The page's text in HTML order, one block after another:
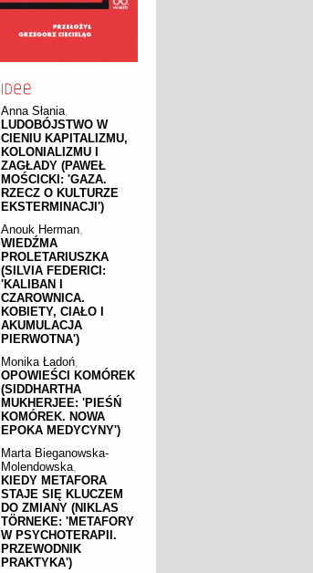
Anna Słania
LUDOBÓJSTWO W
CIENIU KAPITALIZMU,
KOLONIALIZMU I
ZAGŁADY (PAWEŁ
MOŚCICKI: 'GAZA.
RZECZ O KULTURZE
EKSTERMINACJI')
Anouk Herman
WIEDŹMA
PROLETARIUSZKA
(SILVIA FEDERICI:
'KALIBAN I
CZAROWNICA.
KOBIETY, CIAŁO I
AKUMULACJA
PIERWOTNA')
Monika Ładoń
OPOWIEŚCI KOMÓREK
(SIDDHARTHA
MUKHERJEE: 'PIEŚŃ
KOMÓREK. NOWA
EPOKA MEDYCYNY')
Marta Bieganowska-
Molendowska
KIEDY METAFORA
STAJE SIĘ KLUCZEM
DO ZMIANY (NIKLAS
TÖRNEKE: 'METAFORY
W PSYCHOTERAPII.
PRZEWODNIK
PRAKTYKA')